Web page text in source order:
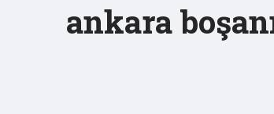
ankara